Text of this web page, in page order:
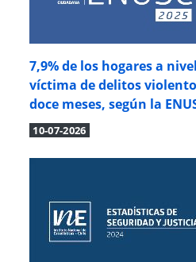
7,9% de los hogares a
víctima de delitos
doce meses, según la
10-07-2026